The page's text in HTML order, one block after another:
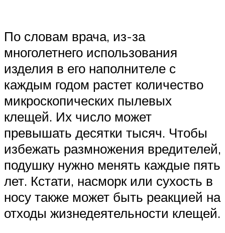
По словам врача, из-за
многолетнего использования
изделия в его наполнителе с
каждым годом растет количество
микроскопических пылевых
клещей. Их число может
превышать десятки тысяч. Чтобы
избежать размножения вредителей,
подушку нужно менять каждые пять
лет. Кстати, насморк или сухость в
носу также может быть реакцией на
отходы жизнедеятельности клещей.